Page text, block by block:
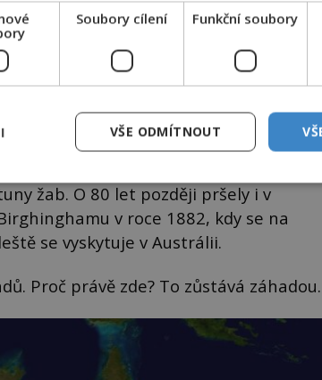
je na velké vzdálenosti.
žab. O 80 let později pršely i v
v roce 1882, kdy se na
se vyskytuje v Austrálii.
Proč právě zde? To zůstává záhadou.
Soubory cílení Funkční soubory
VŠE ODMÍTNOUT